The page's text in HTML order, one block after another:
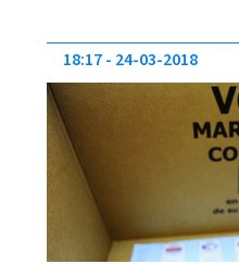
18:17 24-03-2018